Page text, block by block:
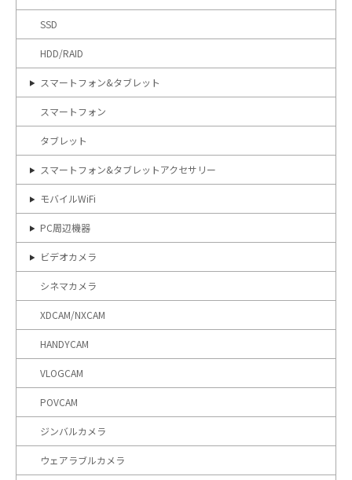
SSD
HDD/RAID
スマートフォン&タブレット
スマートフォン
タブレット
スマートフォン&タブレットアクセサリー
モバイルWiFi
PC周辺機器
ビデオカメラ
シネマカメラ
XDCAM/NXCAM
HANDYCAM
VLOGCAM
POVCAM
ジンバルカメラ
ウェアラブルカメラ